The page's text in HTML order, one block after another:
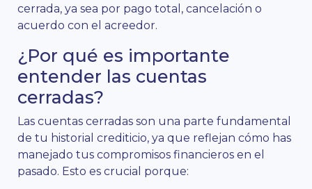
cerrada, ya sea por pago total, cancelación o
acuerdo con el acreedor.
¿Por qué es importante
entender las cuentas
cerradas?
Las cuentas cerradas son una parte fundamental
de tu historial crediticio, ya que reflejan cómo has
manejado tus compromisos financieros en el
pasado. Esto es crucial porque: